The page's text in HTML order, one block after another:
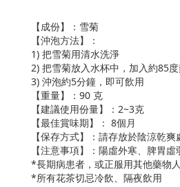
【成份】：雪菊
【沖泡方法】：
1) 把雪菊用清水洗淨
2) 把雪菊放入水杯中，加入約85
3) 沖泡約5分鐘，即可飲用
【重量】：90 克
【建議使用份量】：2~3克
【最佳賞味期】： 8個月
【保存方式】：請存放於陰涼乾爽
【注意事項】：陽虛外寒、脾胃
*長期病患者，或正服用其他藥物
*所有花茶切忌冷飲、隔夜飲用